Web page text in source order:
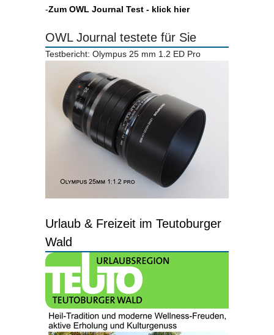
-Zum OWL Journal Test - klick hier
OWL Journal testete für Sie
Testbericht: Olympus 25 mm 1.2 ED Pro
Urlaub & Freizeit im Teutoburger
Wald